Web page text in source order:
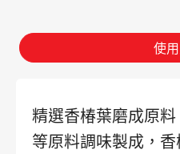
使
精選香椿葉磨成原
等原料調味製成，